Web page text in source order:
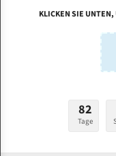
Fleischerei
Bandmesser Glatt
Konvex Meterware
KLICKEN SIE
82
Tage